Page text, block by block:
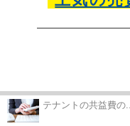
テナントの共益費の